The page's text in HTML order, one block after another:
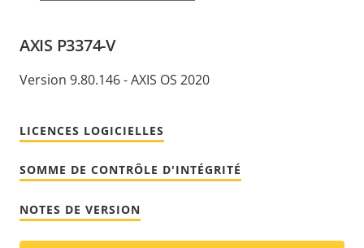
AXIS P3374-V
Version 9.80.146 - AXIS OS 2020
LICENCES LOGICIELLES
SOMME DE CONTRÔLE D'INTÉGRITÉ
NOTES DE VERSION